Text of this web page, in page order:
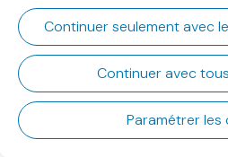
Continuer seulement avec
Continuer avec
Paramétrer les